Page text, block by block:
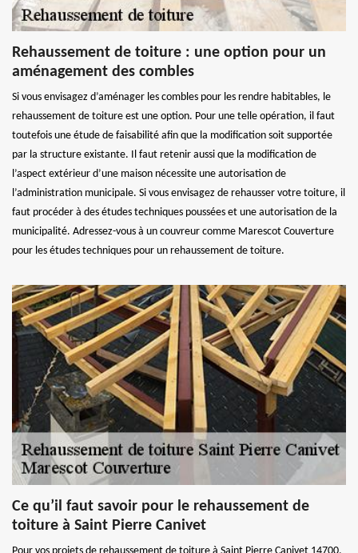
Rehaussement de toiture : une option pour un
aménagement des combles
Si vous envisagez d’aménager les combles pour les rendre habitables, le
rehaussement de toiture est une option. Pour une telle opération, il faut
toutefois une étude de faisabilité afin que la modification soit supportée
par la structure existante. Il faut retenir aussi que la modification de
l’aspect extérieur d’une maison nécessite une autorisation de
l’administration municipale. Si vous envisagez de rehausser votre toiture, il
faut procéder à des études techniques poussées et une autorisation de la
municipalité. Adressez-vous à un couvreur comme Marescot Couverture
pour les études techniques pour un rehaussement de toiture.
Ce qu’il faut savoir pour le rehaussement de
toiture à Saint Pierre Canivet